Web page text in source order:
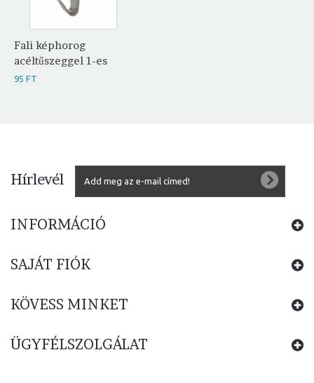
Fali képhorog
acéltűszeggel 1-es
95 FT
Hírlevél
INFORMÁCIÓ
SAJÁT FIÓK
KÖVESS MINKET
ÜGYFÉLSZOLGÁLAT